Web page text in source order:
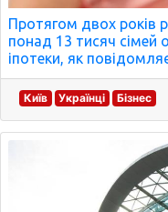
Протягом двох років
понад 13 тисяч сімей
іпотеки, як
Київ Українці Бізнес